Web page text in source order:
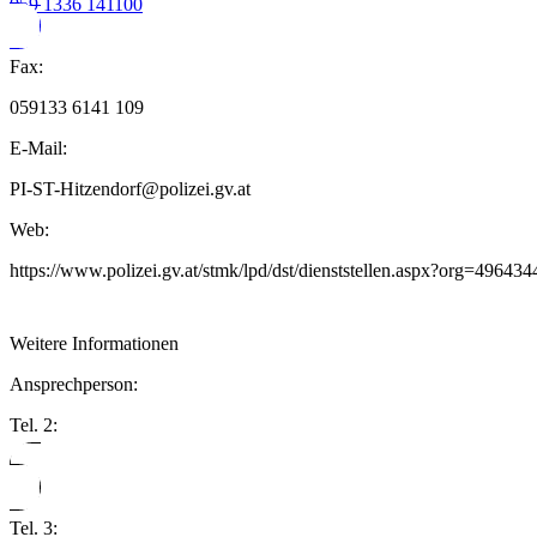
Fax:
059133 6141 109
E-Mail:
PI-ST-Hitzendorf@polizei.gv.at
Web:
https://www.polizei.gv.at/stmk/lpd/dst/
Weitere Informationen
Ansprechperson:
Tel. 2:
Tel. 3: